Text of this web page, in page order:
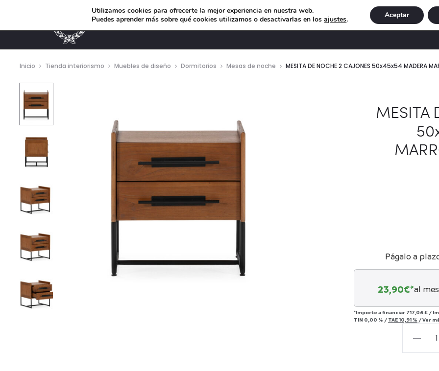
MUEBLES DE DISEÑO ILUMINACIÓN NAVIDAD
Inicio Tienda interiorismo Muebles de diseño Dormitorios Mesas de noche MESITA DE NOCHE 2 CAJONES 50x45x54 MADERA
MESITA
Págalo a
23,90€*al
*Importe a financiar 717,06 € /
TIN 0,00 % / TAE10,91 % /Ver
Utilizamos cookies para ofrecerte la mejor experiencia en nuestra web.
Puedes aprender más sobre qué cookies utilizamos o desactivarlas en losajustes. Aceptar